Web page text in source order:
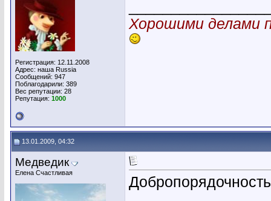
Регистрация: 12.11.2008
Адрес: наша Russia
Сообщений: 947
Поблагодарили: 389
Вес репутации: 28
Репутация: 1000
Хорошими делами
13.01.2009, 04:32
Медведик
Елена Счастливая
Добропорядочность